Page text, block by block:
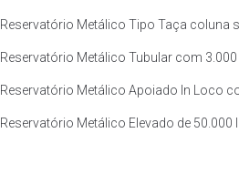
Reservatório Metálico Tipo Taça coluna
Reservatório Metálico Tubular com
Reservatório Metálico Apoiado In Loco
Reservatório Metálico Elevado de